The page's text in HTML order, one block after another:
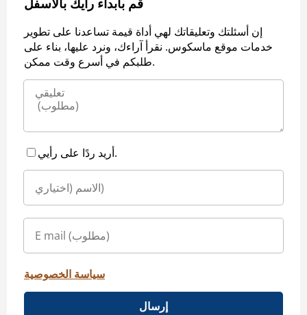
إن أسئلتك وتعليقاتك لهي أداة قيمة تساعدنا على تطوير
خدمات موقع ماسكوس. نقرأ آراءك، ونرد عليها، بناء على
طلبكم في أسرع وقت ممكن.
أريد ردًا على رأيي.
سياسة الخصوصية
إرسال